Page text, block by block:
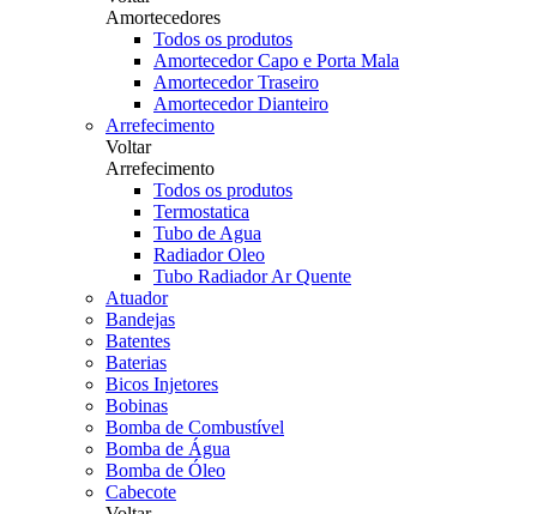
Amortecedores
Todos os produtos
Amortecedor Capo e Porta Mala
Amortecedor Traseiro
Amortecedor Dianteiro
Arrefecimento
Voltar
Arrefecimento
Todos os produtos
Termostatica
Tubo de Agua
Radiador Oleo
Tubo Radiador Ar Quente
Atuador
Bandejas
Batentes
Baterias
Bicos Injetores
Bobinas
Bomba de Combustível
Bomba de Água
Bomba de Óleo
Cabecote